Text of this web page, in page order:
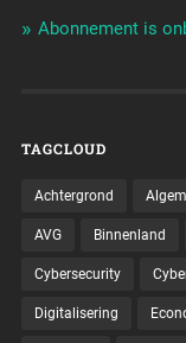
Abonnement is
TAGCLOUD
Achtergrond
AVG Binnenland
Cybersecurity
Digitalisering